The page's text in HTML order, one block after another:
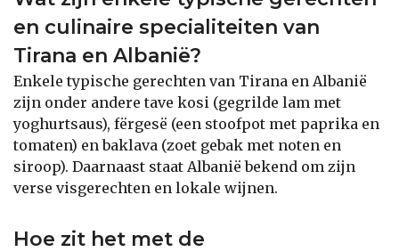
en culinaire specialiteiten van
Tirana en Albanië?
Enkele typische gerechten van Tirana en Albanië
zijn onder andere tave kosi (gegrilde lam met
yoghurtsaus), fërgesë (een stoofpot met paprika en
tomaten) en baklava (zoet gebak met noten en
siroop). Daarnaast staat Albanië bekend om zijn
verse visgerechten en lokale wijnen.
Hoe zit het met de